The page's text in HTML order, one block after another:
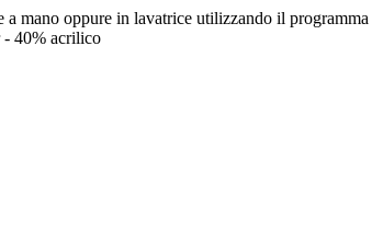
a mano oppure in lavatrice utilizzando il
40% acrilico